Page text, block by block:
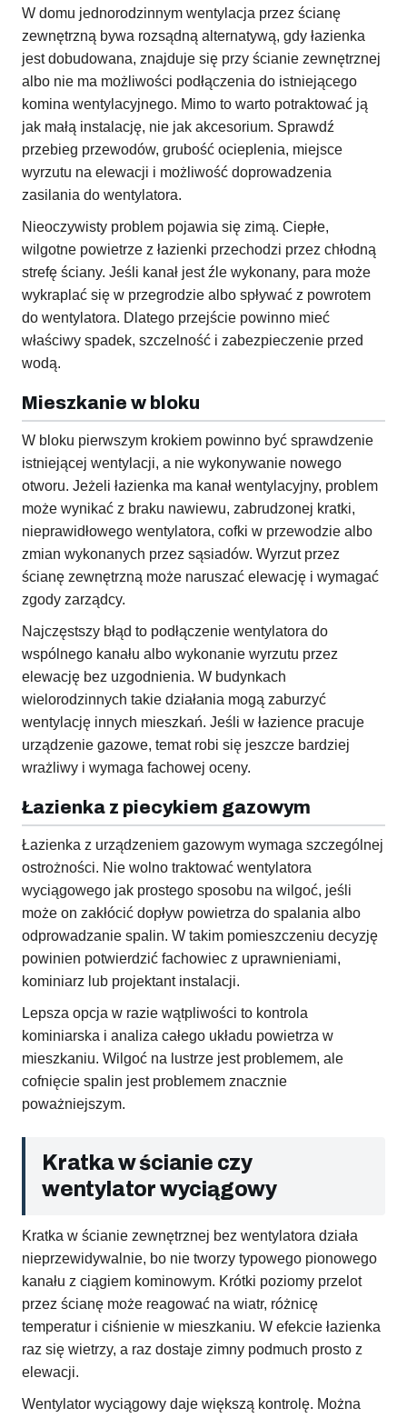
W domu jednorodzinnym wentylacja przez ścianę
zewnętrzną bywa rozsądną alternatywą, gdy łazienka
jest dobudowana, znajduje się przy ścianie zewnętrznej
albo nie ma możliwości podłączenia do istniejącego
komina wentylacyjnego. Mimo to warto potraktować ją
jak małą instalację, nie jak akcesorium. Sprawdź
przebieg przewodów, grubość ocieplenia, miejsce
wyrzutu na elewacji i możliwość doprowadzenia
zasilania do wentylatora.
Nieoczywisty problem pojawia się zimą. Ciepłe,
wilgotne powietrze z łazienki przechodzi przez chłodną
strefę ściany. Jeśli kanał jest źle wykonany, para może
wykraplać się w przegrodzie albo spływać z powrotem
do wentylatora. Dlatego przejście powinno mieć
właściwy spadek, szczelność i zabezpieczenie przed
wodą.
Mieszkanie w bloku
W bloku pierwszym krokiem powinno być sprawdzenie
istniejącej wentylacji, a nie wykonywanie nowego
otworu. Jeżeli łazienka ma kanał wentylacyjny, problem
może wynikać z braku nawiewu, zabrudzonej kratki,
nieprawidłowego wentylatora, cofki w przewodzie albo
zmian wykonanych przez sąsiadów. Wyrzut przez
ścianę zewnętrzną może naruszać elewację i wymagać
zgody zarządcy.
Najczęstszy błąd to podłączenie wentylatora do
wspólnego kanału albo wykonanie wyrzutu przez
elewację bez uzgodnienia. W budynkach
wielorodzinnych takie działania mogą zaburzyć
wentylację innych mieszkań. Jeśli w łazience pracuje
urządzenie gazowe, temat robi się jeszcze bardziej
wrażliwy i wymaga fachowej oceny.
Łazienka z piecykiem gazowym
Łazienka z urządzeniem gazowym wymaga szczególnej
ostrożności. Nie wolno traktować wentylatora
wyciągowego jak prostego sposobu na wilgoć, jeśli
może on zakłócić dopływ powietrza do spalania albo
odprowadzanie spalin. W takim pomieszczeniu decyzję
powinien potwierdzić fachowiec z uprawnieniami,
kominiarz lub projektant instalacji.
Lepsza opcja w razie wątpliwości to kontrola
kominiarska i analiza całego układu powietrza w
mieszkaniu. Wilgoć na lustrze jest problemem, ale
cofnięcie spalin jest problemem znacznie
poważniejszym.
Kratka w ścianie czy
wentylator wyciągowy
Kratka w ścianie zewnętrznej bez wentylatora działa
nieprzewidywalnie, bo nie tworzy typowego pionowego
kanału z ciągiem kominowym. Krótki poziomy przelot
przez ścianę może reagować na wiatr, różnicę
temperatur i ciśnienie w mieszkaniu. W efekcie łazienka
raz się wietrzy, a raz dostaje zimny podmuch prosto z
elewacji.
Wentylator wyciągowy daje większą kontrolę. Można